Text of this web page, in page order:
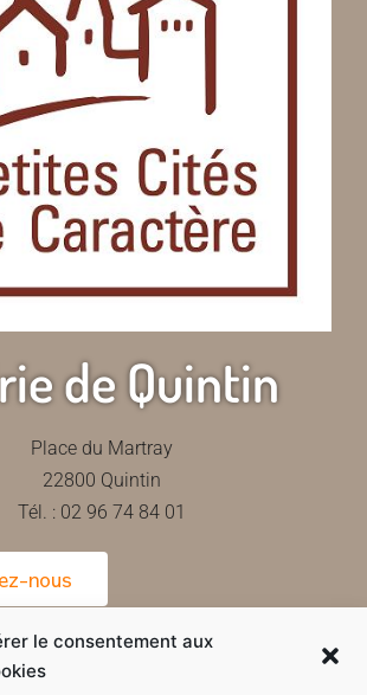
le consentement aux
de Quintin
Place du Martray
22800 Quintin
Tél. : 02 96 74 84 01
nous